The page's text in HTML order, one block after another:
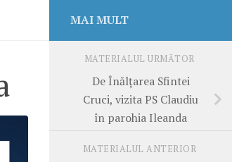
MAI MULT
MATERIALUL URMĂTOR
De Înălțarea Sfintei
Cruci, vizita PS Claudiu
în parohia Ileanda
MATERIALUL ANTERIOR